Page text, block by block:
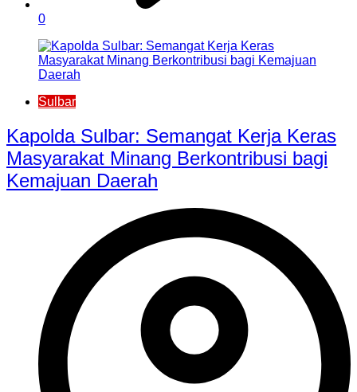
0
Sulbar
Kapolda Sulbar: Semangat Kerja Keras
Masyarakat Minang Berkontribusi bagi
Kemajuan Daerah